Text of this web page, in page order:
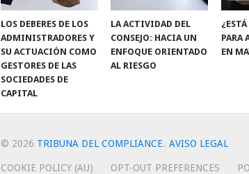
LOS DEBERES DE LOS
ADMINISTRADORES Y
SU ACTUACIÓN COMO
GESTORES DE LAS
SOCIEDADES DE
CAPITAL
LA ACTIVIDAD DEL
CONSEJO: HACIA UN
ENFOQUE ORIENTADO
AL RIESGO
PARA
EN
© 2026 TRIBUNA DEL COMPLIANCE. AVISO LEGAL
COOKIE POLICY (AU) OPT-OUT PREFERENCES